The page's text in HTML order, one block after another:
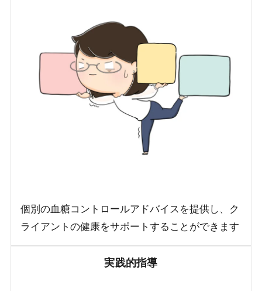
個別の血糖コントロールアドバイスを提供し、ク
ライアントの健康をサポートすることができます
実践的指導